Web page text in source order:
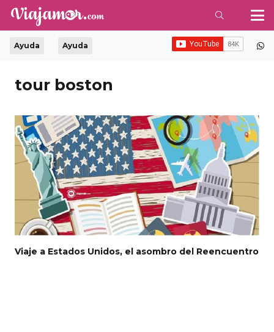
Ayuda Ayuda
tour boston
Viaje a Estados Unidos, el asombro del Reencuentro